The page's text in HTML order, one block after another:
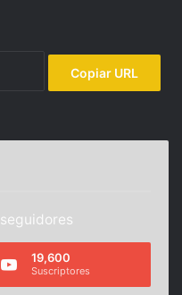
Copiar URL
seguidores
19,600
Suscriptores